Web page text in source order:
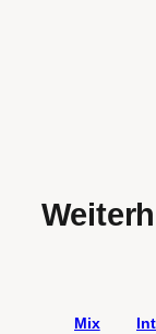
Mix